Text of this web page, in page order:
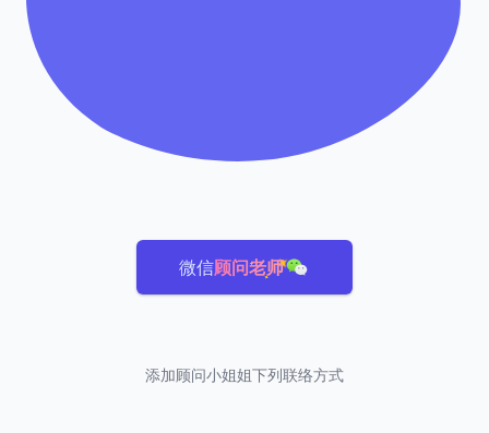
微信顾问老师
添加顾问小姐姐下列联络方式